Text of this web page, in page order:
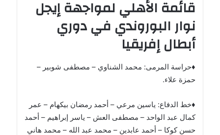
قائمة الأهلي لمواجهة إيجل
نوار البوروندي في دوري
أبطال إفريقيا
♦حراسة المرمى: محمد الشناوي – مصطفى شوبير –
حمزة علاء.
♦خط الدفاع: ياسين مرعي – أحمد رمضان بيكهام – عمر
كمال عبد الواحد – مصطفى العش – ياسر إبراهيم – أحمد
حسن كوكا – أحمد عابدين – محمد عبد الله – محمد هاني